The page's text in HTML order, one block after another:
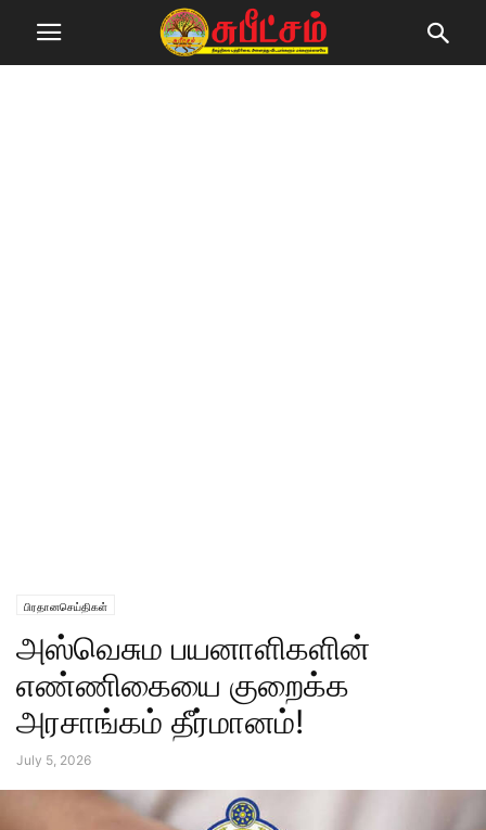
பிரதானசெய்திகள்
அஸ்வெசும பயனாளிகளின்
எண்ணிகையை குறைக்க
அரசாங்கம் தீர்மானம்!
July 5, 2026